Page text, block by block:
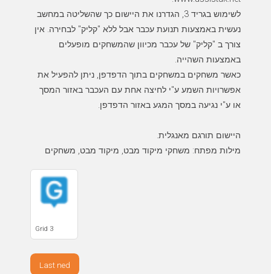
לשימוש בגריד 3, הגדרנו את היישום כך שהשליטה במחשב
נעשית באמצעות תנועת עכבר אבל ללא "קליק" לבחירה. אין
צורך ב "קליק" של עכבר מכיוון שהמשחקים מופעלים
כאשר משחקים במשחקים בתוך הדפדפן, ניתן להפעיל את
אפשרויות השמע ע"י לחיצה אחת עם העכבר באזור המסך
מילות מפתח: משחקי מיקוד מבט, מיקוד מבט, משחקים
Grid 3
Last ned